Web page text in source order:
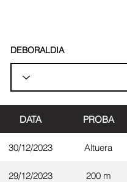
DEBORALDIA
DATA PROBA
30/12/2023 Altuera
29/12/2023 200 m